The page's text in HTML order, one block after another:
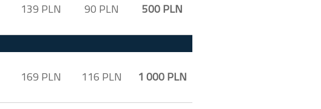
139 PLN 90 PLN 500 PLN
169 PLN 116 PLN 1 000 PLN